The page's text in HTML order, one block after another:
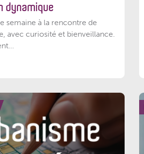
dynamique
semaine à la rencontre de
avec curiosité et bienveillance.